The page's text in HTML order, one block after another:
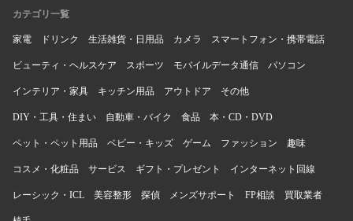
カテゴリ一覧
家電 ドリンク 生活雑貨・日用品 カメラ スマートフォン・携帯電話
ビューティ・ヘルスケア スポーツ モバイルデータ通信 パソコン
インテリア・家具 キッチン用品 アウトドア その他
DIY・工具・住まい 自動車・バイク 食品 本・CD・DVD
ペット・ペット用品 ベビー・キッズ ゲーム ファッション 趣味
コスメ・化粧品 サービス ギフト・プレゼント インターネット回線
レーシック・ICL 美容整形 探偵 メンズサポート FP相談 買取業者